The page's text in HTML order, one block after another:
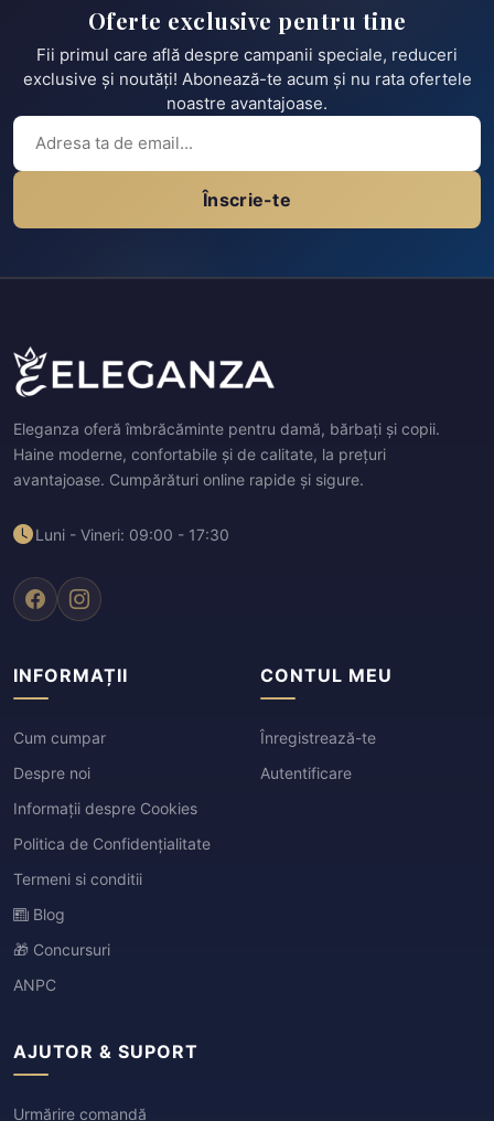
Oferte exclusive pentru tine
Fii primul care află despre campanii speciale, reduceri
exclusive și noutăți! Abonează-te acum și nu rata ofertele
noastre avantajoase.
Înscrie-te
Eleganza oferă îmbrăcăminte pentru damă, bărbați și copii.
Haine moderne, confortabile și de calitate, la prețuri
avantajoase. Cumpărături online rapide și sigure.
Luni - Vineri: 09:00 - 17:30
INFORMAȚII
Cum cumpar
Despre noi
Informații despre Cookies
Politica de Confidențialitate
Termeni si conditii
Blog
🎁 Concursuri
ANPC
CONTUL MEU
Înregistrează-te
Autentificare
AJUTOR & SUPORT
Urmărire comandă